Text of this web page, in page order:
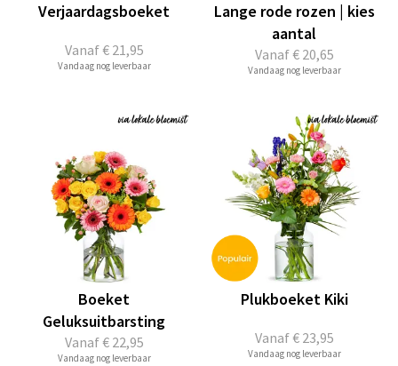
Vanaf€ 21,95
Verjaardagsboeket
Vandaag nog leverbaar
Vanaf€ 20,65
Lange rode rozen | kies
aantal
Vandaag nog leverbaar
Vanaf€ 22,95
Boeket
Geluksuitbarsting
Vandaag nog leverbaar
Vanaf€ 23,95
Plukboeket Kiki
Vandaag nog leverbaar